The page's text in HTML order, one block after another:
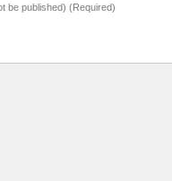
be published) (Required)